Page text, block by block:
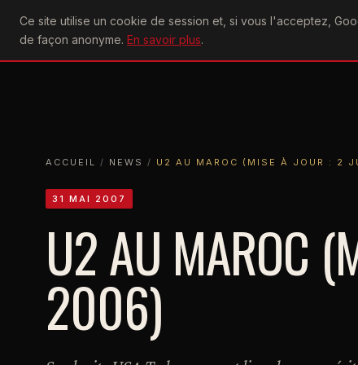
Ce site utilise un cookie de session et, si vous l'acceptez,
de façon anonyme. En savoir plus.
U2achtung
ACCUEIL
ACTU CONCERTS
ACCUEIL / NEWS / U2 AU MAROC (MISE À JOUR : 2
31 MAI 2007
U2 AU MAROC
2006)